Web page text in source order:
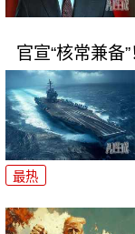
官宣“核常兼备
最热